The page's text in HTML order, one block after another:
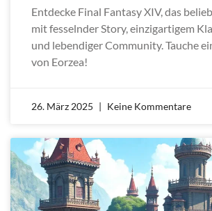
Entdecke Final Fantasy XIV, das
mit fesselnder Story, einzigartigem
und lebendiger Community. Tauche
von Eorzea!
26. März 2025 Keine Kommentare